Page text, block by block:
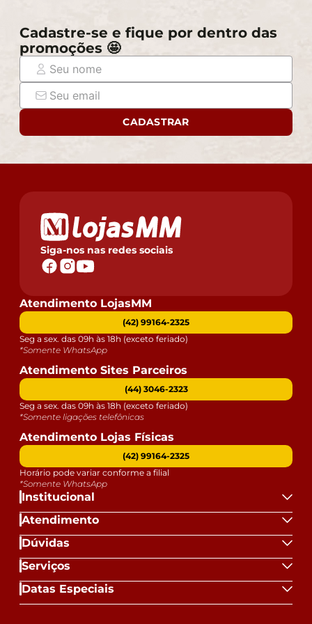
por elevadores, portas, escadas e/ou corredores,
evitando assim futuros desagrados ou imprevistos
com a entrega do produto.
Cadastre-se e fique por dentro das
promoções 🤩
CADASTRAR
Siga-nos nas redes sociais
Institucional
Atendimento
Dúvidas
Serviços
Datas Especiais
Atendimento LojasMM
(42) 99164-2325
Seg a sex. das 09h às 18h (exceto feriado)
*Somente WhatsApp
Atendimento Sites Parceiros
(44) 3046-2323
Seg a sex. das 09h às 18h (exceto feriado)
*Somente ligações telefônicas
Atendimento Lojas Físicas
(42) 99164-2325
Horário pode variar conforme a filial
*Somente WhatsApp